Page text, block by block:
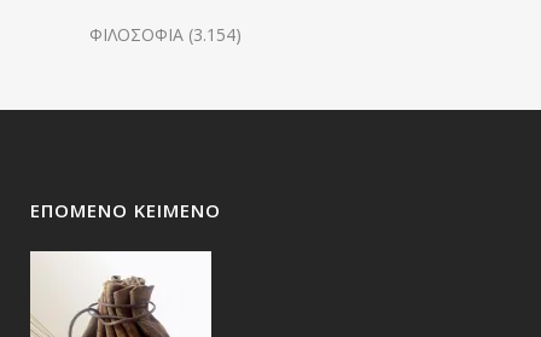
ΦΙΛΟΣΟΦΙΑ (3.154)
ΕΠΌΜΕΝΟ ΚΕΊΜΕΝΟ